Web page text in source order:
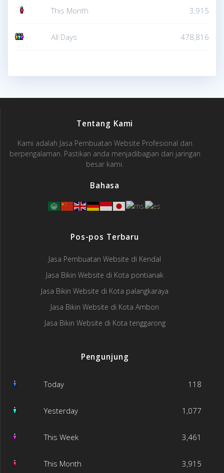
This Month 3,915
All Days 478,816
Tentang Kami
Kami adalah Jasa Pembuatan Website Profesional dan
berpengalaman. Pastikan anda menjadibagian dari jaringan
besar kami.
Bahasa
Pos-pos Terbaru
Jasa Pembuatan Website di Kendal
Jasa Bikin Website di Kota pontianak
Jasa Bikin Website di Kota palangkaraya
Jasa Bikin Website di Kota Ambon
Jasa Bikin Website di Kota tenggarong
Pengunjung
Today 118
Yesterday 1,077
This Week 3,461
This Month 3,915